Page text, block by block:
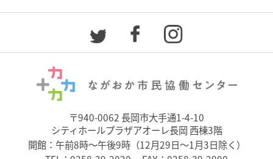
〒940-0062 長岡市大手通1-4-10
シティホールプラザアオーレ長岡 西棟3階
開館：午前8時～午後9時（12月29日～1月3日除く）